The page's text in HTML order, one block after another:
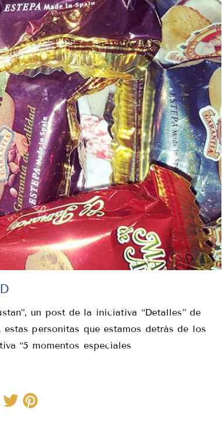
un post de la iniciativa “Detalles” de
personitas que estamos detrás de los
“5 momentos especiales